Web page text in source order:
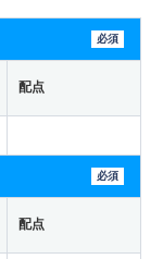
必須
配点
必須
配点